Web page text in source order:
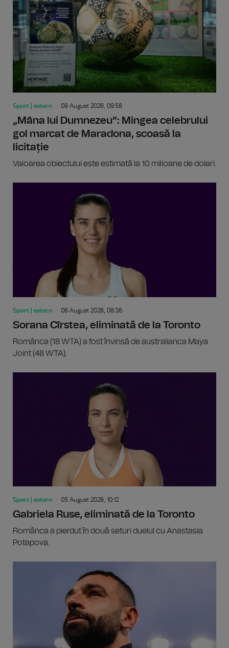
Sport | extern 08 August 2026, 09:58
„Mâna lui Dumnezeu”: Mingea celebrului
gol marcat de Maradona, scoasă la
licitație
Valoarea obiectului este estimată la 10 milioane de dolari.
Sport | extern 06 August 2026, 08:36
Sorana Cîrstea, eliminată de la Toronto
Românca (18 WTA) a fost învinsă de australianca Maya
Joint (48 WTA).
Sport | extern 05 August 2026, 10:12
Gabriela Ruse, eliminată de la Toronto
Românca a pierdut în două seturi duelul cu Anastasia
Potapova.